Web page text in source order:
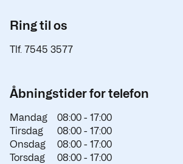
Ring til os
Tlf. 7545 3577
Åbningstider for telefon
Mandag 08:00 - 17:00
Tirsdag
08:00 - 17:00
Onsdag
08:00 - 17:00
Torsdag
08:00 - 17:00